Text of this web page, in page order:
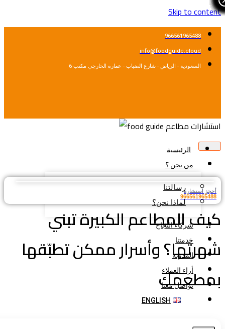
Skip to
966561965488
info@foodguide.cloud
السعودية - الرياض - شارع الضباب - عمارة الخارجي مكتب 6
الرئيسية
من نحن ؟
رسالتنا
لماذا نحن؟
شركاء النجاح
خدمتنا
المدونة
أراء العملاء
تواصل معنا
ENGLISH
استشارة
المطاعم الكبيرة تبني
وأسرار ممكن تطبّقها